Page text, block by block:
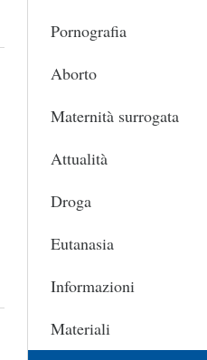
Pornografia
Aborto
Maternità surrogata
Attualità
Droga
Eutanasia
Informazioni
Materiali